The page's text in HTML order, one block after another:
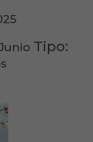
Tipo: